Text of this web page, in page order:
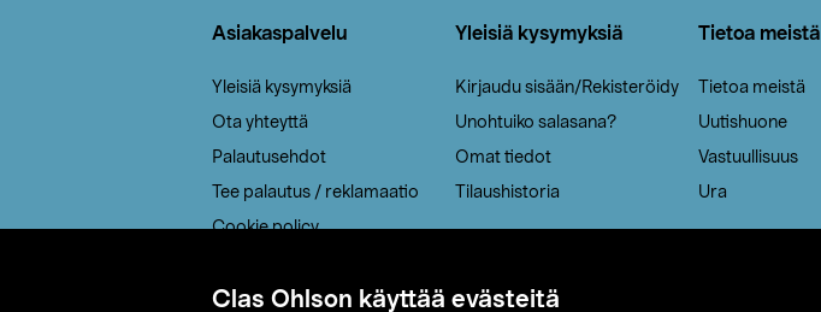
Clas Ohlson käyttää evästeitä
Asiakaspalvelu
Yleisiä kysymyksiä
Ota yhteyttä
Palautusehdot
Tee palautus / reklamaatio
Cookie policy
Saavutettavuus
Yleisiä kysymyksiä
Kirjaudu sisään/Rekisteröidy
Unohtuiko salasana?
Omat tiedot
Tilaushistoria
Tietoa meistä
Tietoa meistä
Uutishuone
Vastuullisuus
Ura